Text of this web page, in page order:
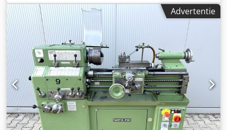
mm -Voorbeweegbereik in de lengterichting via riem: 0,05–
0,40 mm/omd. -Voorbeweegbereik in de lengterichting via
tandwielen: 0,018–0,800 mm/omd. -Spindelkopf: maat 5 -
Aandrijving: driefasenmotor -Toerentalsbereik: 15–3.550
omw/min -Koelvloeistofpomp -Spankop -Kegelboorkop
Forkardt F 16 -Snelwisselhoudersysteem Multifix -4
draaibeitelhouders -Boorkop -Mee draaiende centreerpunt
Dcedpfx Asztbfxec Djk Afmetingen: L x B x H 1,5 x 0,6 x 1,2
meter / Gewicht 600 kg
Advertentie